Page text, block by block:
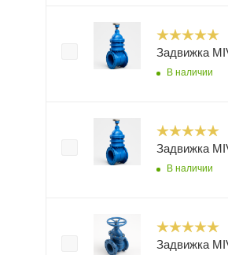
В наличии
В наличии